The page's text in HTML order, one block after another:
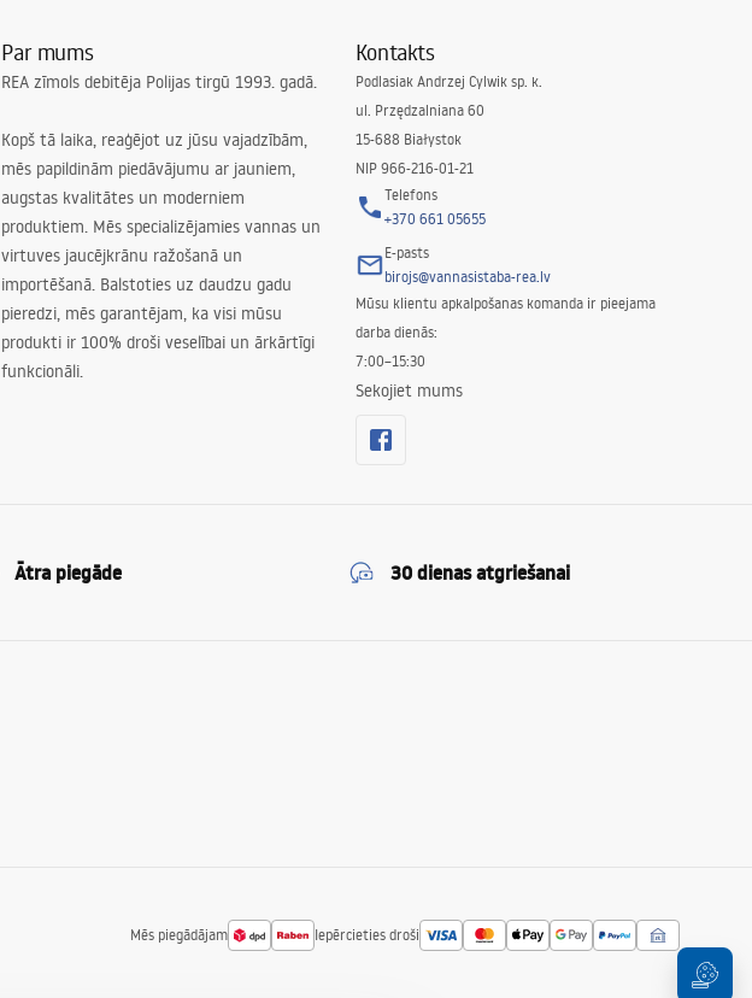
Par mums
REA zīmols debitēja Polijas tirgū 1993. gadā.
Kopš tā laika, reaģējot uz jūsu vajadzībām,
mēs papildinām piedāvājumu ar jauniem,
augstas kvalitātes un moderniem
produktiem. Mēs specializējamies vannas un
virtuves jaucējkrānu ražošanā un
importēšanā. Balstoties uz daudzu gadu
pieredzi, mēs garantējam, ka visi mūsu
produkti ir 100% droši veselībai un ārkārtīgi
funkcionāli.
Kontakts
Podlasiak Andrzej Cylwik sp. k.
ul. Przędzalniana 60
15-688 Białystok
NIP 966-216-01-21
Telefons
+370 661 05655
E-pasts
birojs@vannasistaba-rea.lv
Mūsu klientu apkalpošanas komanda ir pieejama
darba dienās:
7:00–15:30
Sekojiet mums
Ātra piegāde 30 dienas atgriešanai
Mēs piegādājam Iepērcieties droši